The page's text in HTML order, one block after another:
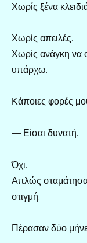
Χωρίς ξένα
Χωρίς απειλές.
Χωρίς ανάγκη να
υπάρχω.
Κάποιες φορές
— Είσαι δυνατή.
Όχι.
Απλώς σταμάτησα
στιγμή.
Πέρασαν δύο